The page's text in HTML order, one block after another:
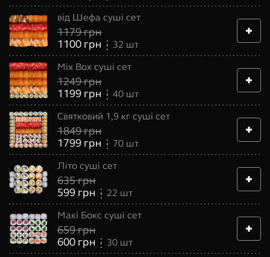
від Шефа суші сет
1179грн
1100 грн 32 шт
Mix Box суші сет
1249грн
1199 грн 40 шт
Святковий 1,9 кг суші сет
1849грн
1799 грн 70 шт
Літо суші сет
635грн
599 грн 22 шт
Макі Бокс суші сет
659грн
600 грн 30 шт